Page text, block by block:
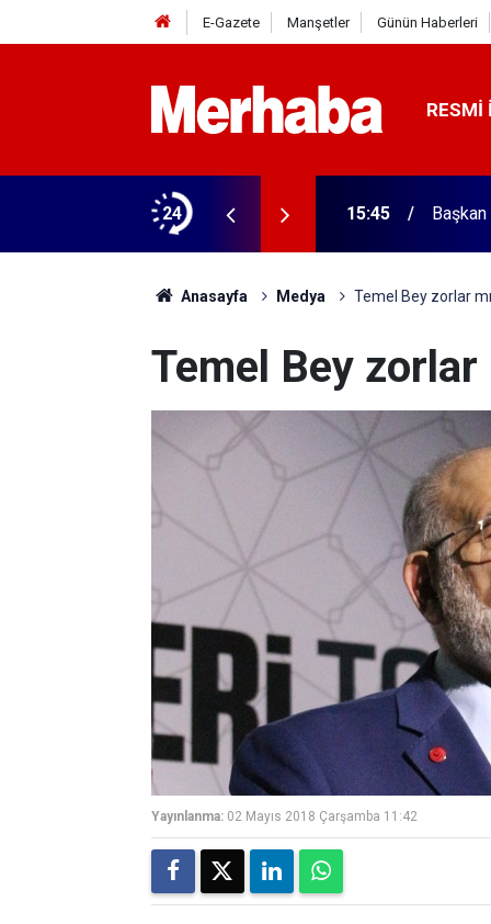
E-Gazete Manşetler Günün Haberleri
RESMI
24
Kampüsü'ne ziyaret 15:45
Anasayfa Medya Temel Bey zorlar
Temel Bey zorlar
Yayınlanma: 02 Mayıs 2018 Çarşamba 11:42